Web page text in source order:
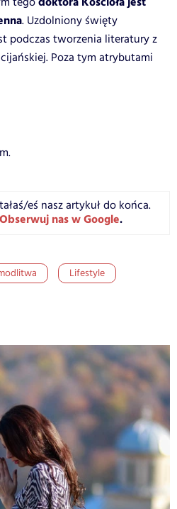
. Uzdolniony święty
podczas tworzenia literatury z
Poza tym atrybutami
eś nasz artykuł do końca.
Obserwuj nas w Google.
Lifestyle